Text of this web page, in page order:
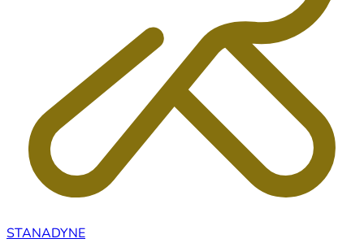
STANADYNE